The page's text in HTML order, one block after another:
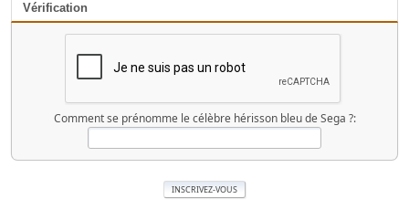
Vérification
Comment se prénomme le célèbre hérisson bleu de Sega ?: